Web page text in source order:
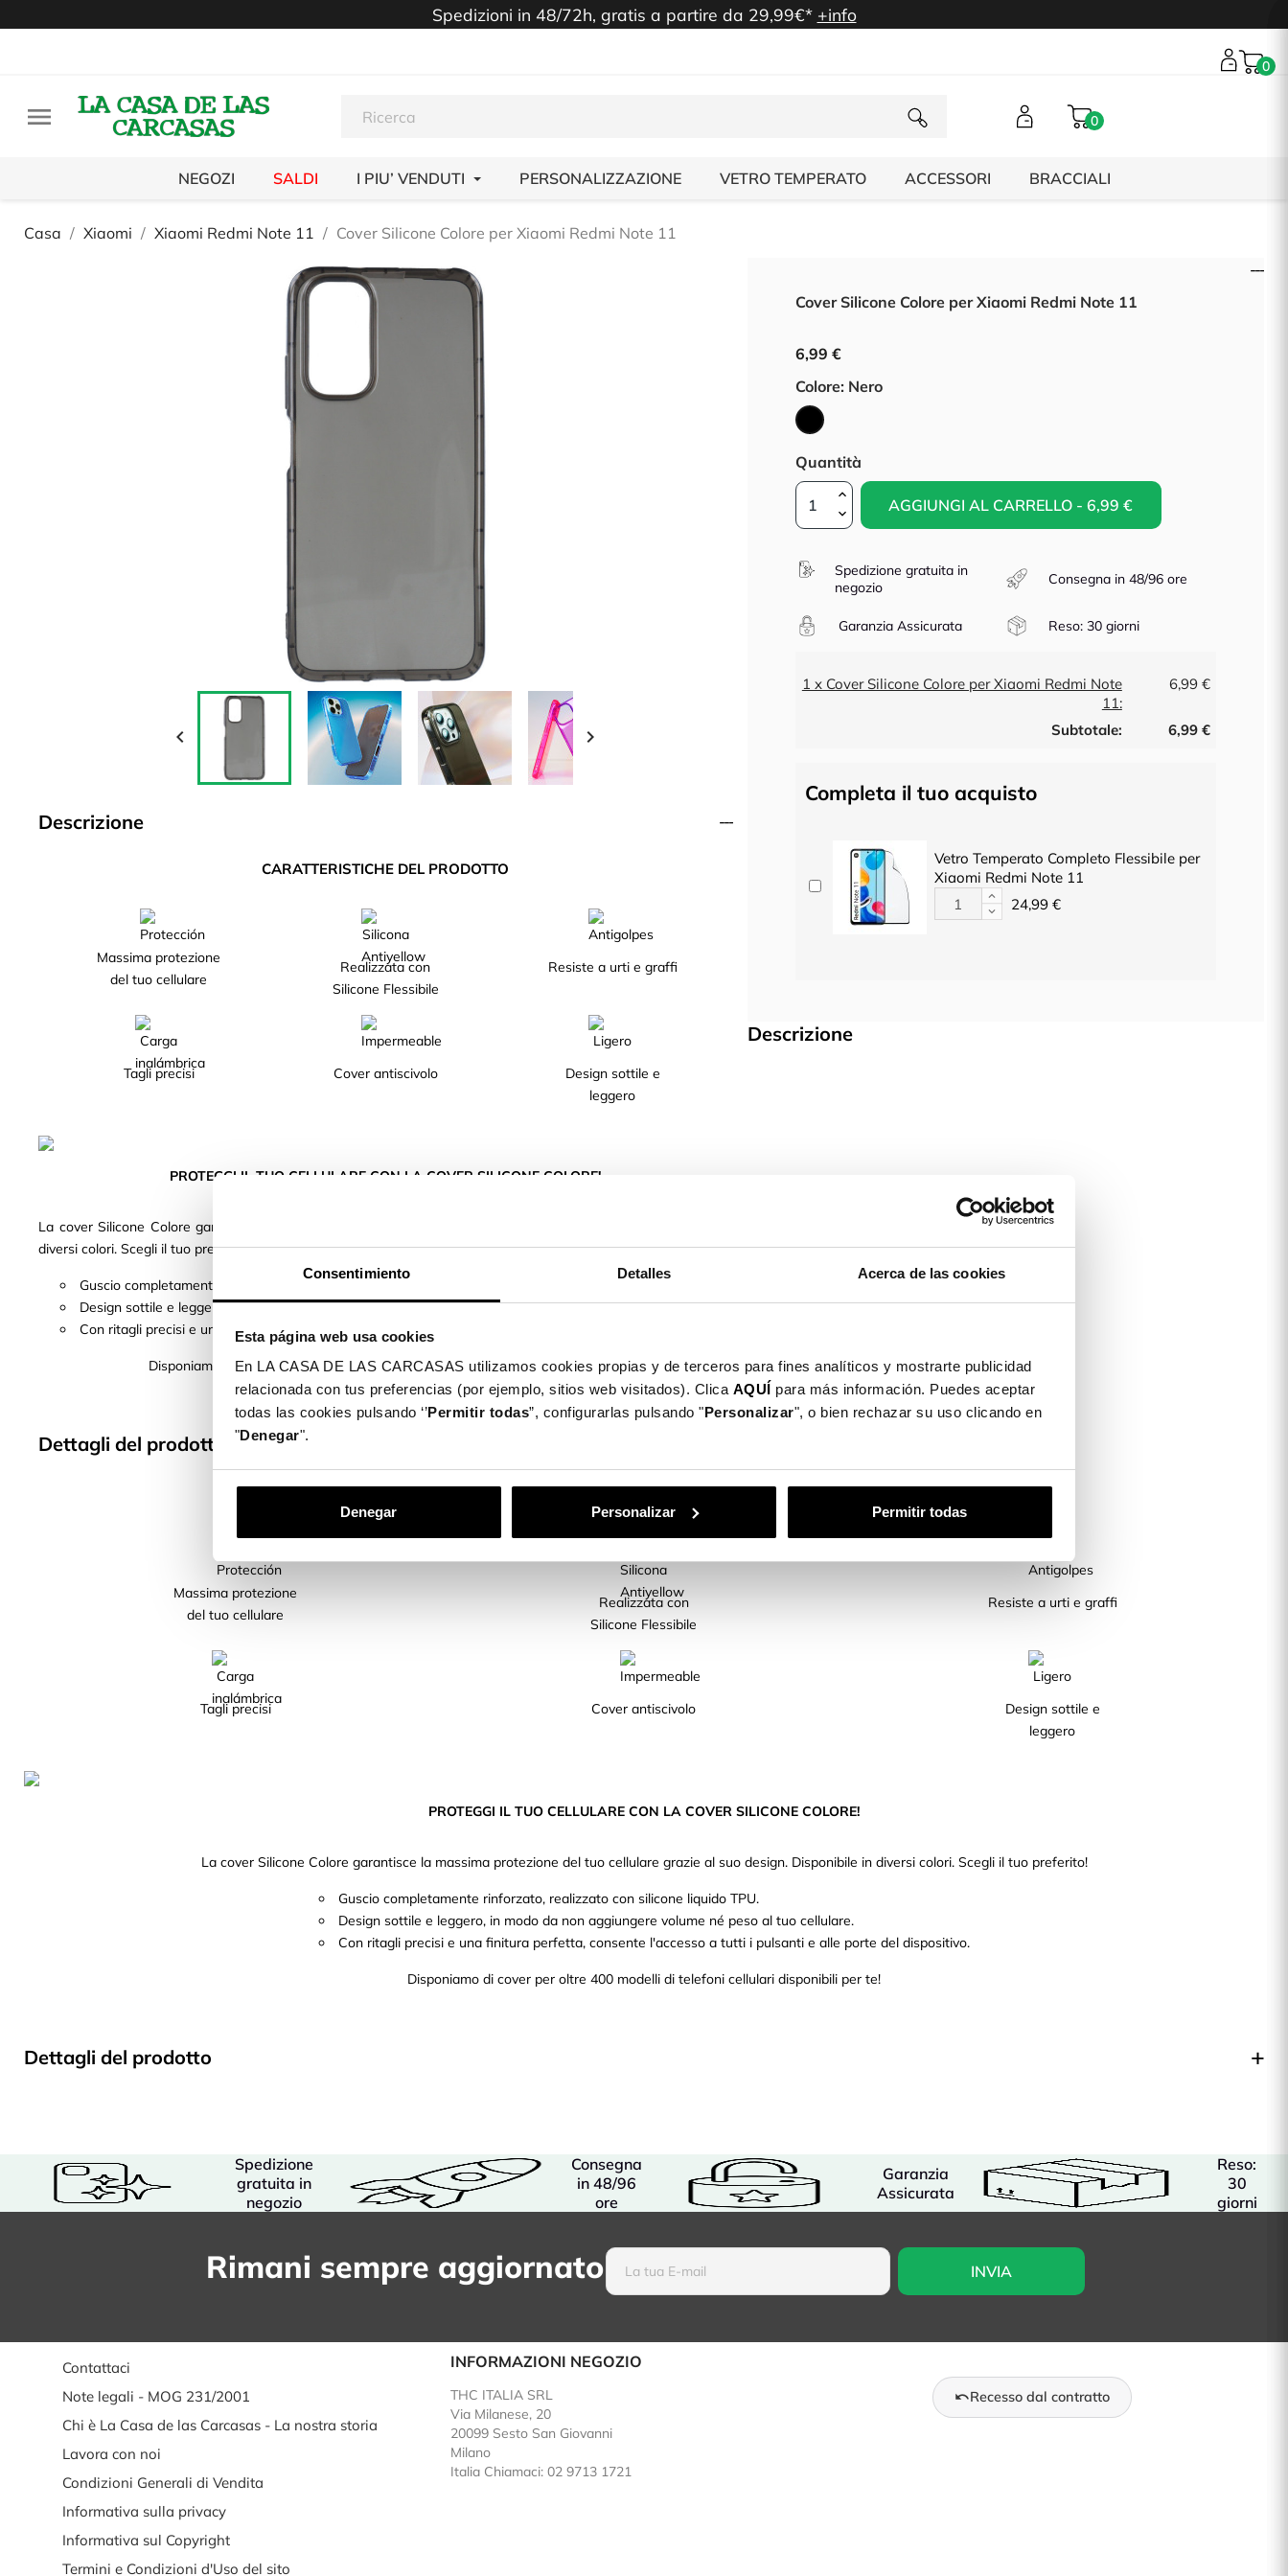
Consentimiento Detalles Acerca de las cookies
Esta página web usa cookies
En LA CASA DE LAS CARCASAS utilizamos cookies propias y de terceros para fines analíticos y mostrarte publicidad
relacionada con tus preferencias (por ejemplo, sitios web visitados). Clica AQUÍ para más información. Puedes aceptar
todas las cookies pulsando ‘’Permitir todas”, configurarlas pulsando "Personalizar", o bien rechazar su uso clicando en
"Denegar".
Denegar Personalizar Permitir todas
Spedizioni in 48/72h, gratis a partire da 29,99€* +info
0
 0
NEGOZI SALDI I PIU’ VENDUTI PERSONALIZZAZIONE VETRO TEMPERATO ACCESSORI BRACCIALI
Casa Xiaomi Xiaomi Redmi Note 11 Cover Silicone Colore per Xiaomi Redmi Note 11
 
Descrizione
CARATTERISTICHE DEL PRODOTTO
Massima protezione
del tuo cellulare
Realizzata con
Silicone Flessibile
Resiste a urti e graffi
Tagli precisi Cover antiscivolo
Design sottile e
leggero
PROTEGGI IL TUO CELLULARE CON LA COVER SILICONE COLORE!
La cover Silicone Colore garantisce la massima protezione del tuo cellulare grazie al suo design. Disponibile in
diversi colori. Scegli il tuo preferito!
Guscio completamente rinforzato, realizzato con silicone liquido TPU.
Design sottile e leggero, in modo da non aggiungere volume né peso al tuo cellulare.
Con ritagli precisi e una finitura perfetta, consente l'accesso a tutti i pulsanti e alle porte del dispositivo.
Disponiamo di cover per oltre 400 modelli di telefoni cellulari disponibili per te!
Dettagli del prodotto
Cover Silicone Colore per Xiaomi Redmi Note 11
6,99 €
Colore: Nero
Nero
Quantità
AGGIUNGI AL CARRELLO - 6,99 €
Spedizione gratuita in
negozio
Consegna in 48/96 ore
Garanzia Assicurata Reso: 30 giorni
1 x Cover Silicone Colore per Xiaomi Redmi Note
11:
6,99 €
Subtotale: 6,99 €
Completa il tuo acquisto
Vetro Temperato Completo Flessibile per
Xiaomi Redmi Note 11
24,99 €
Descrizione
CARATTERISTICHE DEL PRODOTTO
Massima protezione
del tuo cellulare
Realizzata con
Silicone Flessibile
Resiste a urti e graffi
Tagli precisi Cover antiscivolo
Design sottile e
leggero
PROTEGGI IL TUO CELLULARE CON LA COVER SILICONE COLORE!
La cover Silicone Colore garantisce la massima protezione del tuo cellulare grazie al suo design. Disponibile in diversi colori. Scegli il tuo preferito!
Guscio completamente rinforzato, realizzato con silicone liquido TPU.
Design sottile e leggero, in modo da non aggiungere volume né peso al tuo cellulare.
Con ritagli precisi e una finitura perfetta, consente l'accesso a tutti i pulsanti e alle porte del dispositivo.
Disponiamo di cover per oltre 400 modelli di telefoni cellulari disponibili per te!
Dettagli del prodotto
Spedizione
gratuita in
negozio
Consegna
in 48/96
ore
Garanzia
Assicurata
Reso:
30
giorni
Rimani sempre aggiornato
Contattaci
Note legali - MOG 231/2001
Chi è La Casa de las Carcasas - La nostra storia
Lavora con noi
Condizioni Generali di Vendita
Informativa sulla privacy
Informativa sul Copyright
Termini e Condizioni d'Uso del sito
INFORMAZIONI NEGOZIO
THC ITALIA SRL
Via Milanese, 20
20099 Sesto San Giovanni
Milano
Italia Chiamaci: 02 9713 1721
Recesso dal contratto